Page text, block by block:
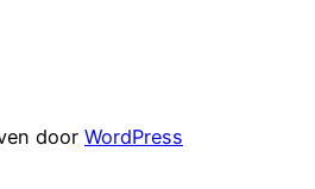
door WordPress